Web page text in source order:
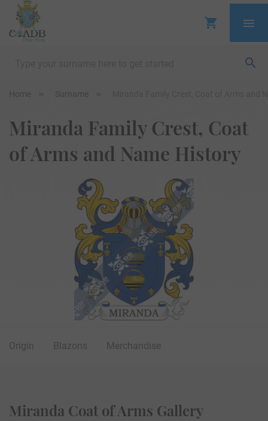
Home Surname
Miranda Family Crest, Coat
of Arms and Name History
Origin Blazons Merchandise
Miranda Coat of Arms Gallery